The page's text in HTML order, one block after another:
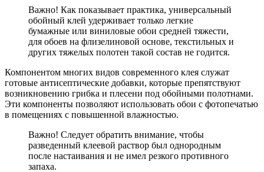
Важно! Как показывает практика, универсальный
обойный клей удерживает только легкие
бумажные или виниловые обои средней тяжести,
для обоев на флизелиновой основе, текстильных и
других тяжелых полотен такой состав не годится.
Компонентом многих видов современного клея служат
готовые антисептические добавки, которые препятствуют
возникновению грибка и плесени под обойными полотнами.
Эти компоненты позволяют использовать обои с фотопечатью
в помещениях с повышенной влажностью.
Важно! Следует обратить внимание, чтобы
разведенный клеевой раствор был однородным
после настаивания и не имел резкого противного
запаха.